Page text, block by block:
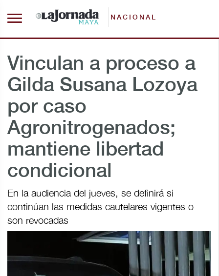
NACIONAL
Vinculan a proceso a
Gilda Susana Lozoya
por caso
Agronitrogenados;
mantiene libertad
condicional
En la audiencia del jueves, se definirá si
continúan las medidas cautelares vigentes o
son revocadas